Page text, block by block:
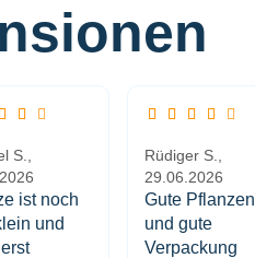
S.,
ist noch
und
Rüdiger S.,
29.06.2026
Gute Pflanzen
und gute
Verpackung